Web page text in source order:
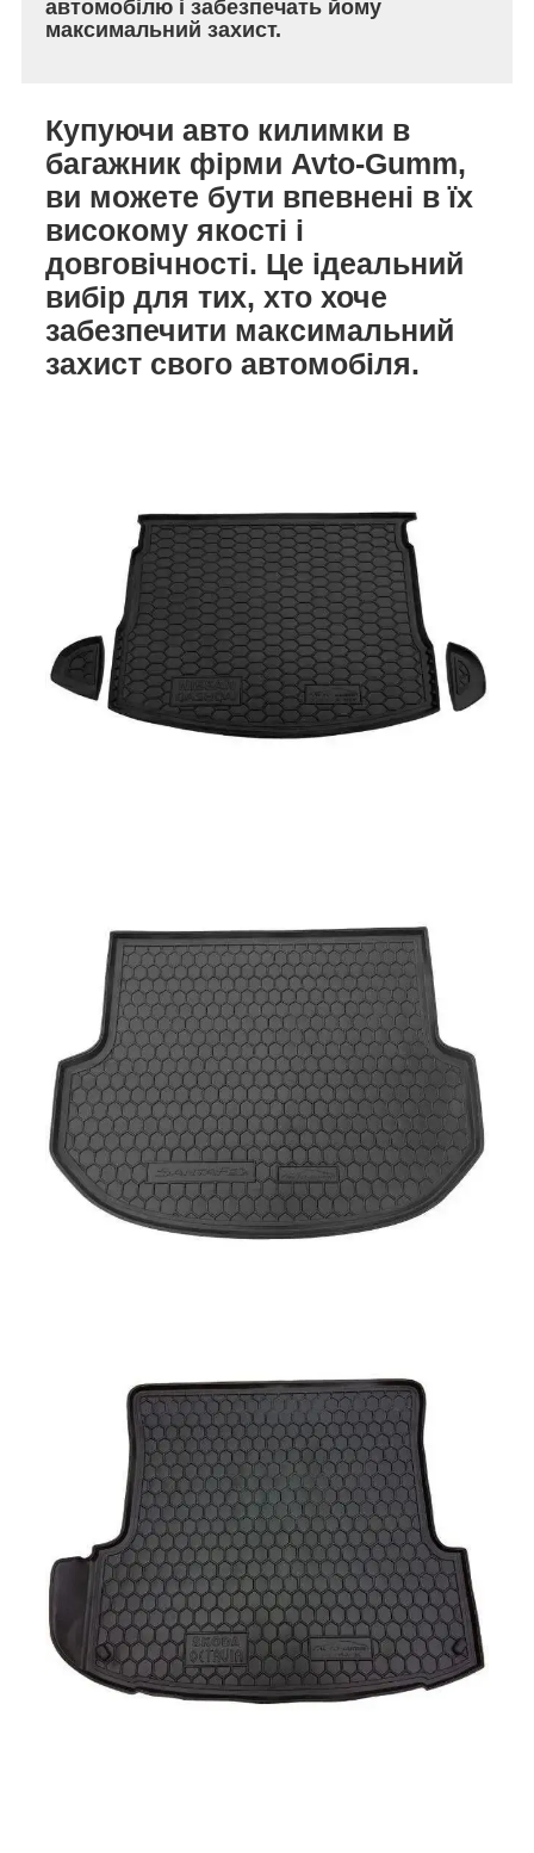
автомобілю і забезпечать йому
максимальний захист.
Купуючи авто килимки в
багажник фірми Avto-Gumm,
ви можете бути впевнені в їх
високому якості і
довговічності. Це ідеальний
вибір для тих, хто хоче
забезпечити максимальний
захист свого автомобіля.